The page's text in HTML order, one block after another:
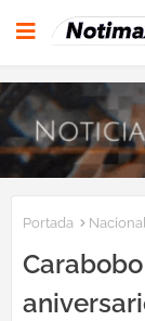
Portada Nacional